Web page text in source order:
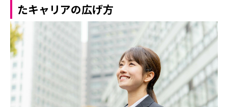
たキャリアの広げ方